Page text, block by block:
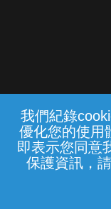
我們紀錄
優化您的使用
即表示您同意
保護資訊，
常見問題 線
中華電信
(統一